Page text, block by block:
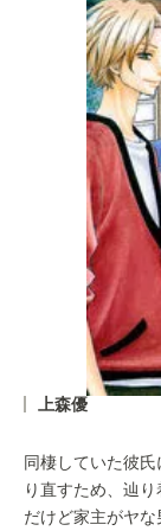
上森優
同棲していた彼
り直すため、辿
だけど家主がヤ